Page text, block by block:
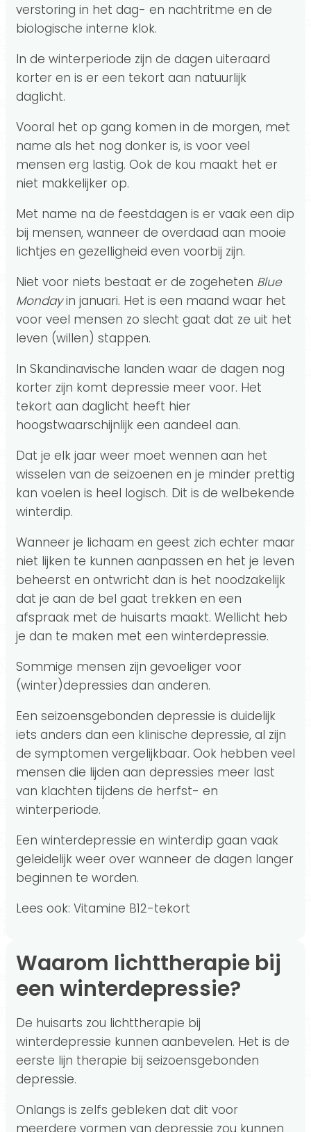
verstoring in het dag- en nachtritme en de
biologische interne klok.
In de winterperiode zijn de dagen uiteraard
korter en is er een tekort aan natuurlijk
daglicht.
Vooral het op gang komen in de morgen, met
name als het nog donker is, is voor veel
mensen erg lastig. Ook de kou maakt het er
niet makkelijker op.
Met name na de feestdagen is er vaak een dip
bij mensen, wanneer de overdaad aan mooie
lichtjes en gezelligheid even voorbij zijn.
Niet voor niets bestaat er de zogeheten Blue
Mondayin januari. Het is een maand waar het
voor veel mensen zo slecht gaat dat ze uit het
leven (willen) stappen.
In Skandinavische landen waar de dagen nog
korter zijn komt depressie meer voor. Het
tekort aan daglicht heeft hier
hoogstwaarschijnlijk een aandeel aan.
Dat je elk jaar weer moet wennen aan het
wisselen van de seizoenen en je minder prettig
kan voelen is heel logisch. Dit is de welbekende
winterdip.
Wanneer je lichaam en geest zich echter maar
niet lijken te kunnen aanpassen en het je leven
beheerst en ontwricht dan is het noodzakelijk
dat je aan de bel gaat trekken en een
afspraak met de huisarts maakt. Wellicht heb
je dan te maken met een winterdepressie.
Sommige mensen zijn gevoeliger voor
(winter)depressies dan anderen.
Een seizoensgebonden depressie is duidelijk
iets anders dan een klinische depressie, al zijn
de symptomen vergelijkbaar. Ook hebben veel
mensen die lijden aan depressies meer last
van klachten tijdens de herfst- en
winterperiode.
Een winterdepressie en winterdip gaan vaak
geleidelijk weer over wanneer de dagen langer
beginnen te worden.
Lees ook: Vitamine B12-tekort
Waarom lichttherapie bij
een winterdepressie?
De huisarts zou lichttherapie bij
winterdepressie kunnen aanbevelen. Het is de
eerste lijn therapie bij seizoensgebonden
depressie.
Onlangs is zelfs gebleken dat dit voor
meerdere vormen van depressie zou kunnen